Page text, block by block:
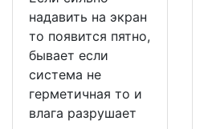
надавить на экран
то появится пятно,
бывает если
система не
герметичная то и
влага разрушает